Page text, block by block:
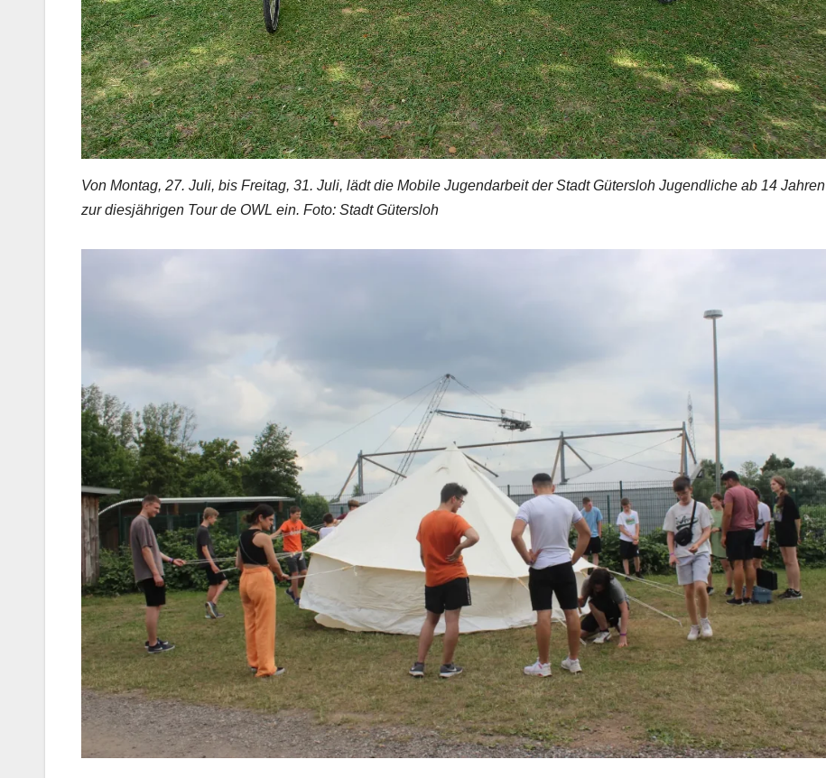
Von Montag, 27. Juli, bis Freitag, 31. Juli, lädt die Mobile Jugendarbeit der Stadt Gütersloh Jugendliche ab 14 Jahren
zur diesjährigen Tour de OWL ein. Foto: Stadt Gütersloh